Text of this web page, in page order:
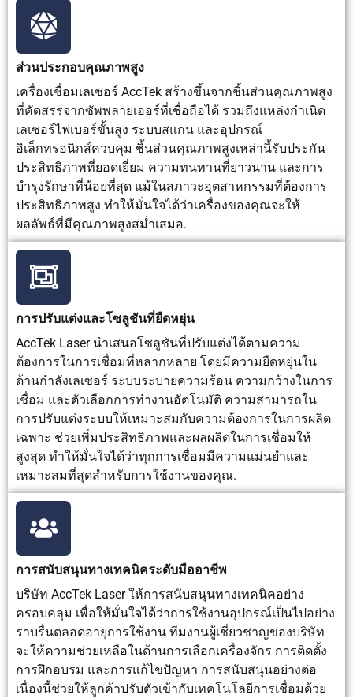
ส่วนประกอบคุณภาพสูง
เครื่องเชื่อมเลเซอร์ AccTek สร้างขึ้นจากชิ้นส่วนคุณภาพสูง
ที่คัดสรรจากซัพพลายเออร์ที่เชื่อถือได้ รวมถึงแหล่งกำเนิด
เลเซอร์ไฟเบอร์ขั้นสูง ระบบสแกน และอุปกรณ์
อิเล็กทรอนิกส์ควบคุม ชิ้นส่วนคุณภาพสูงเหล่านี้รับประกัน
ประสิทธิภาพที่ยอดเยี่ยม ความทนทานที่ยาวนาน และการ
บำรุงรักษาที่น้อยที่สุด แม้ในสภาวะอุตสาหกรรมที่ต้องการ
ประสิทธิภาพสูง ทำให้มั่นใจได้ว่าเครื่องของคุณจะให้
ผลลัพธ์ที่มีคุณภาพสูงสม่ำเสมอ.
การปรับแต่งและโซลูชันที่ยืดหยุ่น
AccTek Laser นำเสนอโซลูชันที่ปรับแต่งได้ตามความ
ต้องการในการเชื่อมที่หลากหลาย โดยมีความยืดหยุ่นใน
ด้านกำลังเลเซอร์ ระบบระบายความร้อน ความกว้างในการ
เชื่อม และตัวเลือกการทำงานอัตโนมัติ ความสามารถใน
การปรับแต่งระบบให้เหมาะสมกับความต้องการในการผลิต
เฉพาะ ช่วยเพิ่มประสิทธิภาพและผลผลิตในการเชื่อมให้
สูงสุด ทำให้มั่นใจได้ว่าทุกการเชื่อมมีความแม่นยำและ
เหมาะสมที่สุดสำหรับการใช้งานของคุณ.
การสนับสนุนทางเทคนิคระดับมืออาชีพ
บริษัท AccTek Laser ให้การสนับสนุนทางเทคนิคอย่าง
ครอบคลุม เพื่อให้มั่นใจได้ว่าการใช้งานอุปกรณ์เป็นไปอย่าง
ราบรื่นตลอดอายุการใช้งาน ทีมงานผู้เชี่ยวชาญของบริษัท
จะให้ความช่วยเหลือในด้านการเลือกเครื่องจักร การติดตั้ง
การฝึกอบรม และการแก้ไขปัญหา การสนับสนุนอย่างต่อ
เนื่องนี้ช่วยให้ลูกค้าปรับตัวเข้ากับเทคโนโลยีการเชื่อมด้วย